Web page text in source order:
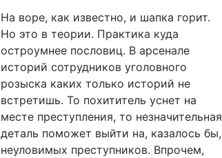
На воре, как известно, и шапка горит.
Но это в теории. Практика куда
остроумнее пословиц. В арсенале
историй сотрудников уголовного
розыска каких только историй не
встретишь. То похититель уснет на
месте преступления, то незначительная
деталь поможет выйти на, казалось бы,
неуловимых преступников. Впрочем,